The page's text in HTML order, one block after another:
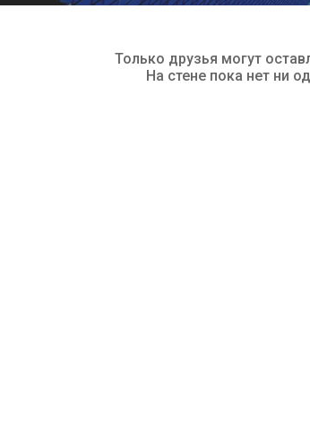
Только друзья могут
На стене пока нет ни